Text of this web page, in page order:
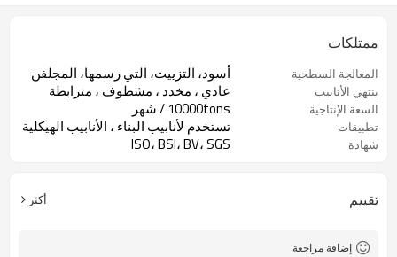
ممتلكات
المعالجة السطحية أسود، التزييت، التي رسمها، المجلفن
ينتهي الأنابيب عادي ، مخدد ، مشطوف ، مترابطة
السعة الإنتاجية 10000tons / شهر
تطبيقات تستخدم لأنابيب البناء ، الأنابيب الهيكلية
شهادة ISO، BSI، BV، SGS
تقييم أكثر
إضافة مراجعة